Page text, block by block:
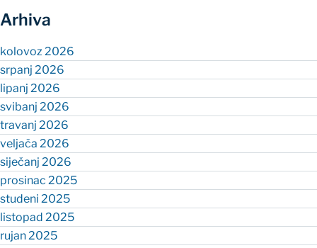
Arhiva
kolovoz 2026
srpanj 2026
lipanj 2026
svibanj 2026
travanj 2026
veljača 2026
siječanj 2026
prosinac 2025
studeni 2025
listopad 2025
rujan 2025